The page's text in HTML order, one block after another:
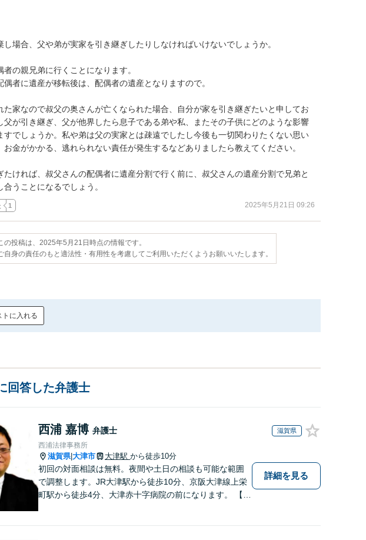
し場合、父や弟が実家を引き継ぎしたりしなければいけないでしょうか。
者の親兄弟に行くことになります。
偶者に遺産が移転後は、配偶者の遺産となりますので。
家なので叔父の奥さんが亡くなられた場合、自分が家を引き継ぎたいと申してお
父が引き継ぎ、父が他界したら息子である弟や私、またその子供にどのような影響
すでしょうか。私や弟は父の実家とは疎遠でしたし今後も一切関わりたくない思い
お金がかかる、逃れられない責任が発生するなどありましたら教えてください。
たければ、叔父さんの配偶者に遺産分割で行く前に、叔父さんの遺産分割で兄弟と
合うことになるでしょう。
1 2025年5月21日 09:26
の投稿は、2025年5月21日時点の情報です。
自身の責任のもと適法性・有用性を考慮してご利用いただくようお願いいたします。
トに入れる
回答した弁護士
西浦 嘉博 弁護士 滋賀県
西浦法律事務所
滋賀県|大津市 大津駅 から徒歩10分
初回の対面相談は無料。夜間や土日の相談も可能な範囲
で調整します。JR大津駅から徒歩10分、京阪大津線上栄
町駅から徒歩4分、大津赤十字病院の前になります。 【滋
詳細を見る